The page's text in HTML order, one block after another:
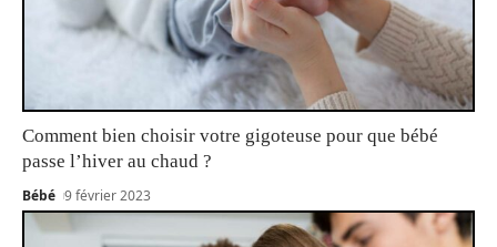
Comment bien choisir votre gigoteuse pour que bébé
passe l’hiver au chaud ?
Bébé 9 février 2023